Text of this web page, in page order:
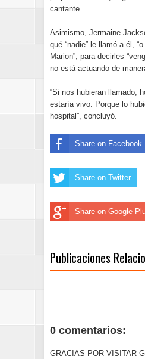
cantante.
Asimismo, Jermaine
qué “nadie” le llamó a él,
Marion”, para decirles
no está actuando de
“Si nos hubieran llamado,
estaría vivo. Porque lo
hospital”, concluyó.
Share on Facebook
Share on Twitter
Share on Google
Publicaciones
0 comentarios:
GRACIAS POR VISITAR